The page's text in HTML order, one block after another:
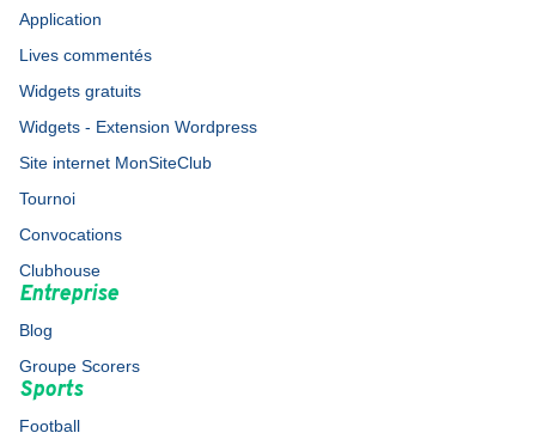
Application
Lives commentés
Widgets gratuits
Widgets - Extension Wordpress
Site internet MonSiteClub
Tournoi
Convocations
Clubhouse
Entreprise
Blog
Groupe Scorers
Sports
Football